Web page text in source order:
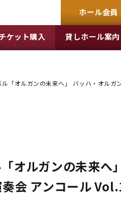
ホール会員
ケット購入 貸しホール案内
ル「オルガンの未来へ」 バッハ・オル
オルガンの未来へ」
会 アンコール